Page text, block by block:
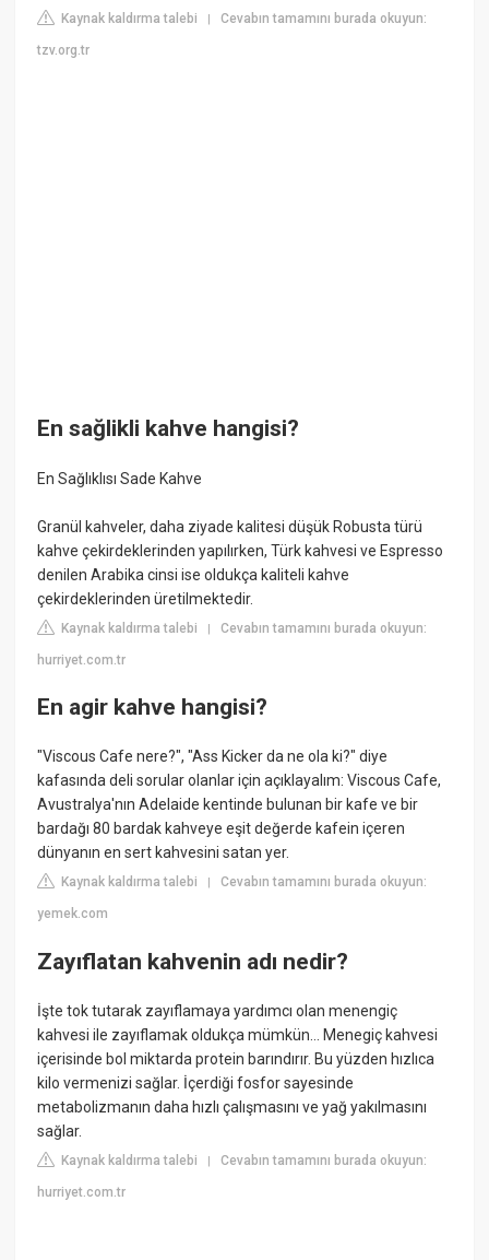
Kaynak kaldırma talebi |Cevabın tamamını burada okuyun:
tzv.org.tr
En sağlikli kahve hangisi?
En Sağlıklısı Sade Kahve
Granül kahveler, daha ziyade kalitesi düşük Robusta türü
kahve çekirdeklerinden yapılırken, Türk kahvesi ve Espresso
denilen Arabika cinsi ise oldukça kaliteli kahve
çekirdeklerinden üretilmektedir.
Kaynak kaldırma talebi |Cevabın tamamını burada okuyun:
hurriyet.com.tr
En agir kahve hangisi?
"Viscous Cafe nere?", "Ass Kicker da ne ola ki?" diye
kafasında deli sorular olanlar için açıklayalım: Viscous Cafe,
Avustralya'nın Adelaide kentinde bulunan bir kafe ve bir
bardağı 80 bardak kahveye eşit değerde kafein içeren
dünyanın en sert kahvesini satan yer.
Kaynak kaldırma talebi |Cevabın tamamını burada okuyun:
yemek.com
Zayıflatan kahvenin adı nedir?
İşte tok tutarak zayıflamaya yardımcı olan menengiç
kahvesi ile zayıflamak oldukça mümkün… Menegiç kahvesi
içerisinde bol miktarda protein barındırır. Bu yüzden hızlıca
kilo vermenizi sağlar. İçerdiği fosfor sayesinde
metabolizmanın daha hızlı çalışmasını ve yağ yakılmasını
sağlar.
Kaynak kaldırma talebi |Cevabın tamamını burada okuyun:
hurriyet.com.tr